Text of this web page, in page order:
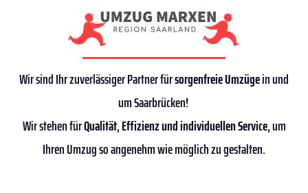
Wir sind Ihr zuverlässiger Partner fürsorgenfreie Umzügein und
um Saarbrücken!
Wir stehen fürQualität,Effizienzund individuellen Service, um
Ihren Umzug so angenehm wie möglich zu gestalten.